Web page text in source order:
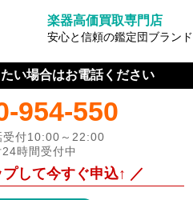
楽器高価買取専門店
安心と信頼の鑑定団ブランド
い場合はお電話ください
954-550
受付10:00～22:00
時間受付中
して今すぐ申込↑ ／